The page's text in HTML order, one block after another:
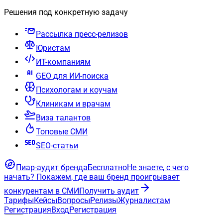
Решения под конкретную задачу
Рассылка пресс-релизов
Юристам
ИТ-компаниям
GEO для ИИ-поиска
Психологам и коучам
Клиникам и врачам
Виза талантов
Топовые СМИ
SEO-статьи
Пиар-аудит брендаБесплатноНе знаете, с чего
начать? Покажем, где ваш бренд проигрывает
конкурентам в СМИПолучить аудит
ТарифыКейсыВопросыРелизыЖурналистам
РегистрацияВходРегистрация